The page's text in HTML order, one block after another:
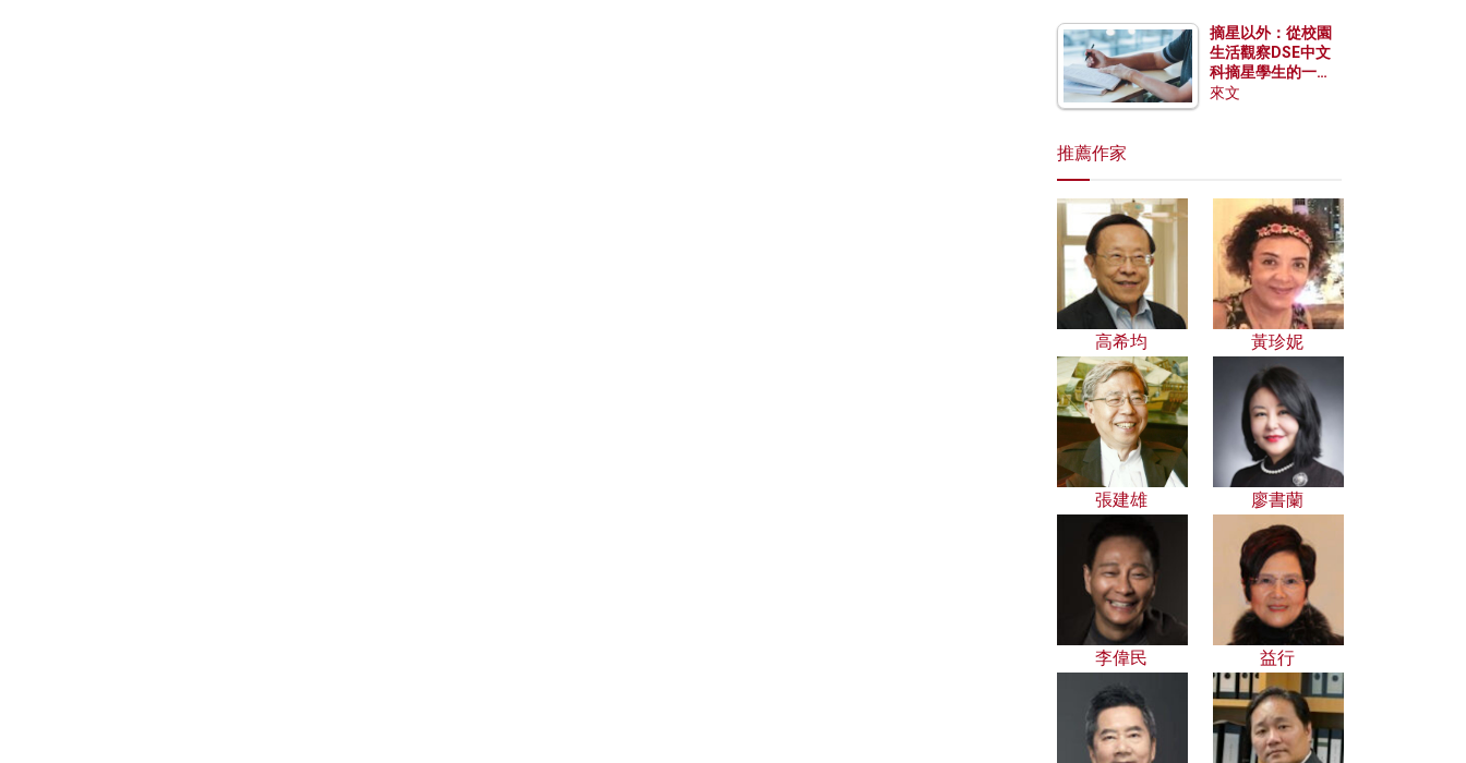
摘星以外：從校園
生活觀察DSE中文
科摘星學生的一點
特質
來文
推薦作家
高希均 黃珍妮
張建雄 廖書蘭
李偉民 益行